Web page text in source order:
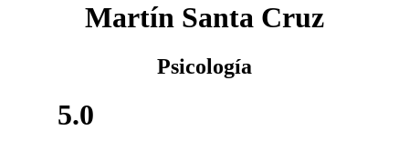
Martín Santa Cruz
Psicología
5.0